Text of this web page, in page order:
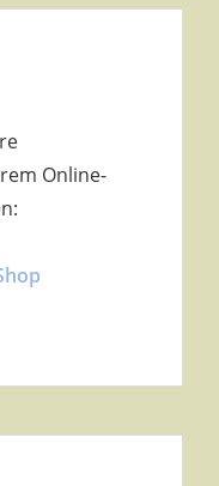
Online-